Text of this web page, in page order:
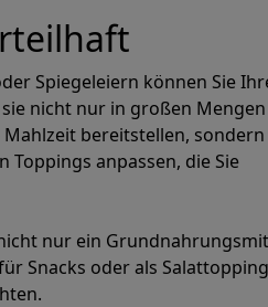
Spiegeleiern können Sie
nicht nur in großen Mengen
bereitstellen, sondern
Toppings anpassen, die Sie
nur ein
Snacks oder als